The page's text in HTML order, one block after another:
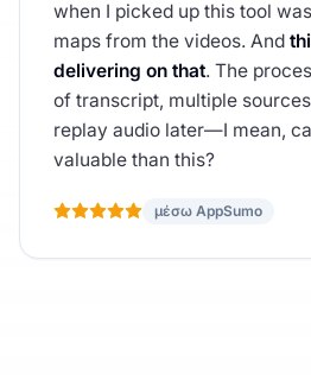
when I picked up this tool
maps from the videos. And
delivering on that. The
of transcript, multiple
replay audio later—I mean,
valuable than this?
μέσω AppSumo